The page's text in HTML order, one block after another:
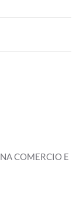
COMERCIO E